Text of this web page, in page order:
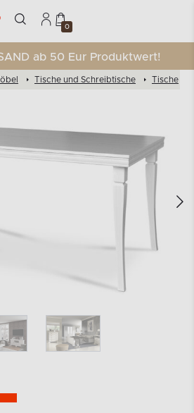
0
ab 50 Eur Produktwert!
Tische und Schreibtische Tische